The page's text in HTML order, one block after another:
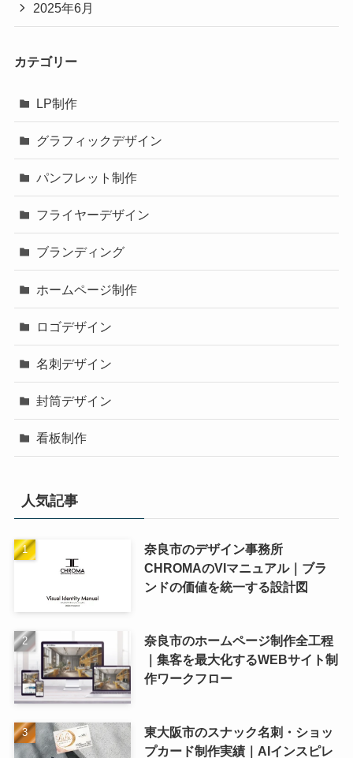
2025年6月
カテゴリー
LP制作
グラフィックデザイン
パンフレット制作
フライヤーデザイン
ブランディング
ホームページ制作
ロゴデザイン
名刺デザイン
封筒デザイン
看板制作
人気記事
奈良市のデザイン事務所
CHROMAのVIマニュアル｜ブラ
ンドの価値を統一する設計図
奈良市のホームページ制作全工程
｜集客を最大化するWEBサイト制
作ワークフロー
東大阪市のスナック名刺・ショッ
プカード制作実績｜AIインスピレ